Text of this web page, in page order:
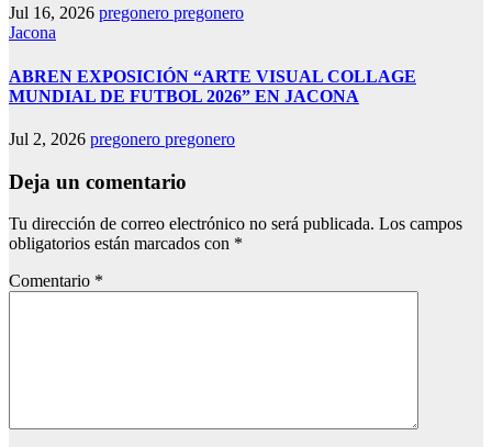
Jul 16, 2026 pregonero pregonero
Jacona
ABREN EXPOSICIÓN “ARTE VISUAL COLLAGE
MUNDIAL DE FUTBOL 2026” EN JACONA
Jul 2, 2026 pregonero pregonero
Deja un comentario
Tu dirección de correo electrónico no será publicada. Los campos
obligatorios están marcados con *
Comentario *